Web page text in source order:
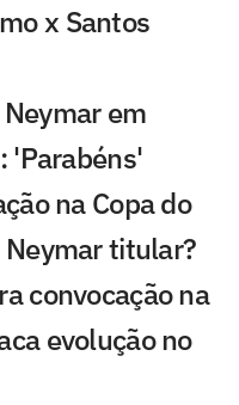
x Santos
em
'Parabéns'
na Copa do
titular?
convocação na
evolução no